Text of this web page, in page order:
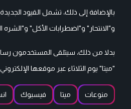
بالإضافة إلى ذلك، تشمل القيود
و"الانتحار" و"اضطرابات الأكل" و"الشره
بدلا من ذلك، سيتلقى المستخدمون
"ميتا" يوم الثلاثاء عبر موقعها الإلكتروني.
منوعات ميتا فيسبوك